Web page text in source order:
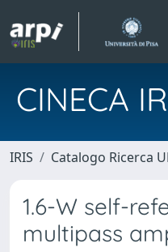
CINECA
IRIS Catalogo Ricerca
1.6-W self-
multipass